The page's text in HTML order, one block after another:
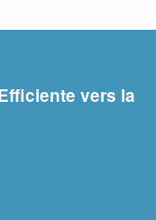
vers la